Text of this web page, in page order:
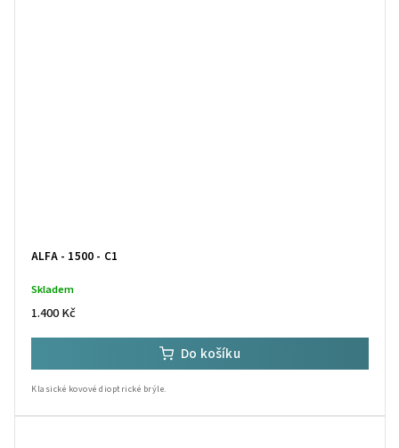
ALFA - 1500 - C1
Skladem
1.400 Kč
Do košíku